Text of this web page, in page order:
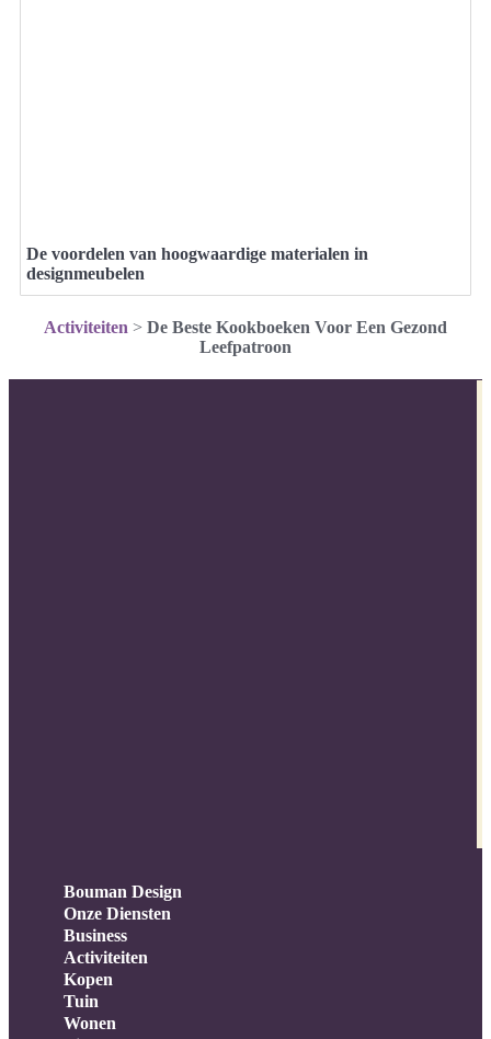
De voordelen van hoogwaardige materialen in
designmeubelen
Activiteiten > De Beste Kookboeken Voor Een Gezond
Leefpatroon
Bouman Design
Onze Diensten
Business
Activiteiten
Kopen
Tuin
Wonen